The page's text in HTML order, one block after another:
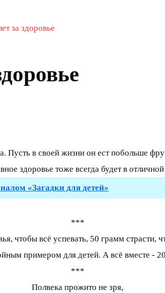
за здоровье
Пусть в своей жизни он ест побольше
здоровье тоже всегда будет в
«Загадки для детей»
***
чтобы всё успевать, 50 грамм
примером для детей. А всё вместе -
***
Полвека прожито не зря,